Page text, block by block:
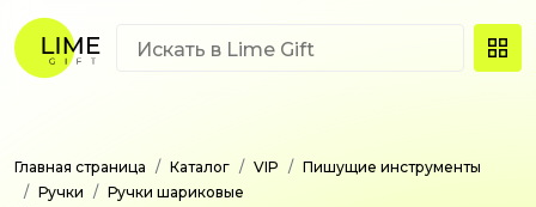
Главная страница Каталог VIP
Пишущие инструменты
Ручки
Ручки шариковые